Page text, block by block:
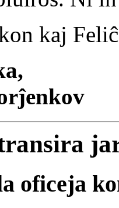
kaj
oficeja